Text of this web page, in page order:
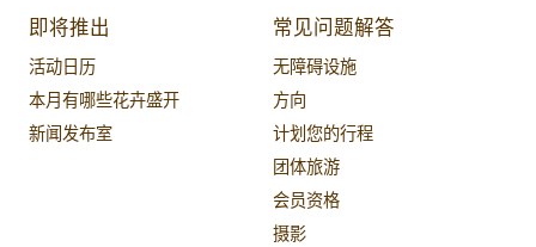
即将推出
活动日历
本月有哪些花卉盛开
新闻发布室
常见问题解答
无障碍设施
方向
计划您的行程
团体旅游
会员资格
摄影